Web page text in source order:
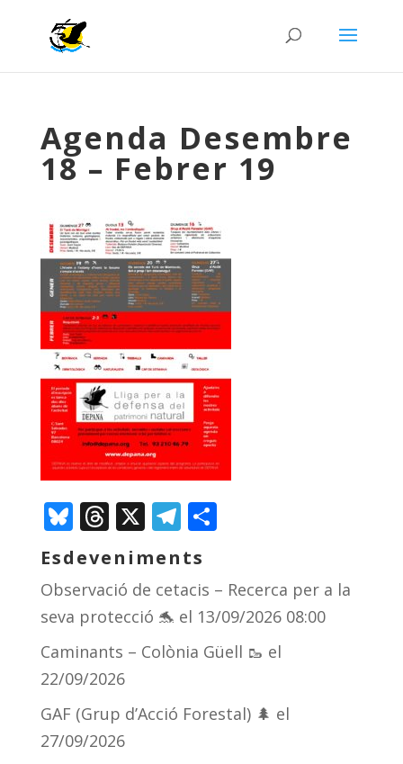
Agenda Desembre
18 – Febrer 19
Bluesky
Threads
X Telegram
Comparteix
Esdeveniments
Observació de cetacis – Recerca per a la
seva protecció 🐬 el 13/09/2026 08:00
Caminants – Colònia Güell 🥾 el
22/09/2026
GAF (Grup d’Acció Forestal) 🌲 el
27/09/2026